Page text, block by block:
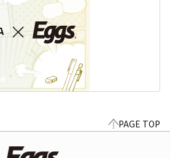
PAGE TOP